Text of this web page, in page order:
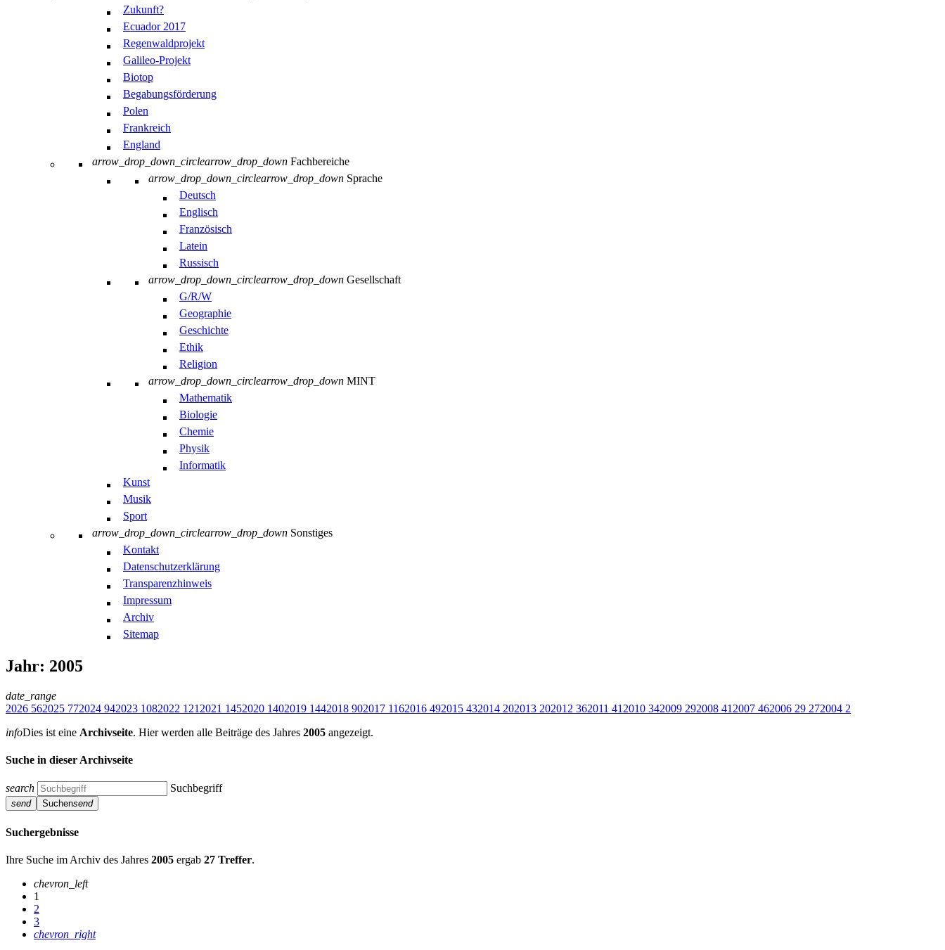
Zukunft?
Ecuador 2017
Regenwaldprojekt
Galileo-Projekt
Biotop
Begabungsförderung
Polen
Frankreich
England
arrow_drop_down_circlearrow_drop_down Fachbereiche
arrow_drop_down_circlearrow_drop_down Sprache
Deutsch
Englisch
Französisch
Latein
Russisch
arrow_drop_down_circlearrow_drop_down Gesellschaft
G/R/W
Geographie
Geschichte
Ethik
Religion
arrow_drop_down_circlearrow_drop_down MINT
Mathematik
Biologie
Chemie
Physik
Informatik
Kunst
Musik
Sport
arrow_drop_down_circlearrow_drop_down Sonstiges
Kontakt
Datenschutzerklärung
Transparenzhinweis
Impressum
Archiv
Sitemap
Jahr: 2005
date_range
2026 562025 772024 942023 1082022 121 2021 1452020 1402019 1442018 902017 1162016 492015 432014 202013 202012 362011 41 2010 342009 292008 41 2007 462006 29 272004 2
infoDies ist eine Archivseite. Hier werden alle Beiträge des Jahres 2005 angezeigt.
Suche in dieser Archivseite
search Suchbegriff
send Suchensend
Suchergebnisse
Ihre Suche im Archiv des Jahres 2005 ergab 27 Treffer.
chevron_left
1
2
3
chevron_right